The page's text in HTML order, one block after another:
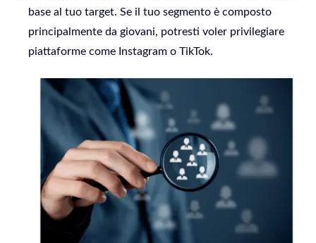
base al tuo target. Se il tuo segmento è composto
principalmente da giovani, potresti voler privilegiare
piattaforme come Instagram o TikTok.